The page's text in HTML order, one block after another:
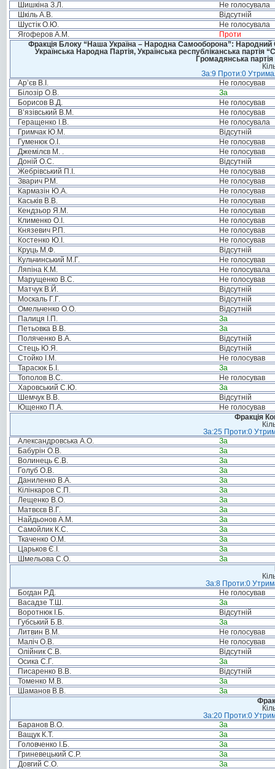
Шишкіна З.Л.
Не голосувала
Шкіль А.В.
Відсутній
Шустік О.Ю.
Не голосувала
Ягоферов А.М.
Проти
Фракція Блоку “Наша Україна – Народна Самооборона”: Народний
Українська Народна Партія, Українська республіканська
Громадянська
За:9 Проти:0
Ар’єв В.І.
Не голосував
Білозір О.В.
За
Борисов В.Д.
Не голосував
В’язівський В.М.
Не голосував
Геращенко І.В.
Не голосувала
Гримчак Ю.М.
Відсутній
Гуменюк О.І.
Не голосував
Джемілєв М. .
Не голосував
Доній О.С.
Відсутній
Жебрівський П.І.
Не голосував
Зварич Р.М.
Не голосував
Кармазін Ю.А.
Не голосував
Каськів В.В.
Не голосував
Кендзьор Я.М.
Не голосував
Клименко О.І.
Не голосував
Князевич Р.П.
Не голосував
Костенко Ю.І.
Не голосував
Круць М.Ф.
Відсутній
Кульчинський М.Г.
Не голосував
Ляпіна К.М.
Не голосувала
Марущенко В.С.
Не голосував
Матчук В.Й.
Відсутній
Москаль Г.Г.
Відсутній
Омельченко О.О.
Відсутній
Палиця І.П.
За
Петьовка В.В.
За
Поляченко В.А.
Відсутній
Стець Ю.Я.
Відсутній
Стойко І.М.
Не голосував
Тарасюк Б.І.
За
Тополов В.С.
Не голосував
Харовський С.Ю.
За
Шемчук В.В.
Відсутній
Ющенко П.А.
Не голосував
Фракція
За:25 Проти:0
Александровська А.О.
За
Бабурін О.В.
За
Волинець Є.В.
За
Голуб О.В.
За
Даниленко В.А.
За
Кілінкаров С.П.
За
Лещенко В.О.
За
Матвєєв В.Г.
За
Найдьонов А.М.
За
Самойлик К.С.
За
Ткаченко О.М.
За
Царьков Є.І.
За
Шмельова С.О.
За
За:8 Проти:0
Богдан Р.Д.
Не голосував
Васадзе Т.Ш.
За
Воротнюк І.Б.
Відсутній
Губський Б.В.
За
Литвин В.М.
Не голосував
Маліч О.В.
Не голосував
Олійник С.В.
Відсутній
Осика С.Г.
За
Писаренко В.В.
Відсутній
Томенко М.В.
За
Шаманов В.В.
За
За:20 Проти:0
Баранов В.О.
За
Ващук К.Т.
За
Головченко І.Б.
За
Гриневецький С.Р.
За
Довгий С.О.
За